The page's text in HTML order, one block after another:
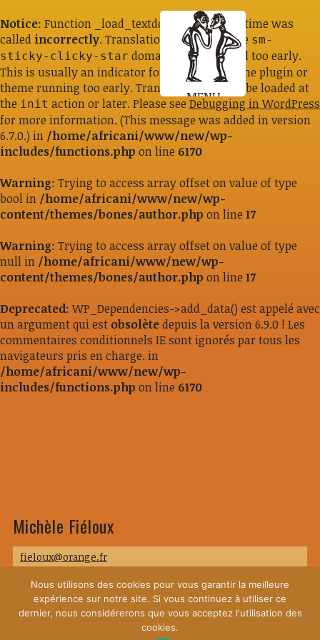
Notice: Function _load_textdomain_just_in_time was
called incorrectly. Translation loading for the sm-
sticky-clicky-star domain was triggered too early.
This is usually an indicator for some code in the plugin or
theme running too early. Translations should be loaded at
the init action or later. Please see Debugging in WordPress
for more information. (This message was added in version
6.7.0.) in /home/africani/www/new/wp-
includes/functions.php on line 6170
Warning: Trying to access array offset on value of type
bool in /home/africani/www/new/wp-
content/themes/bones/author.php on line 17
Warning: Trying to access array offset on value of type
null in /home/africani/www/new/wp-
content/themes/bones/author.php on line 17
Deprecated: WP_Dependencies->add_data() est appelé avec
un argument qui est obsolètedepuis la version 6.9.0 ! Les
commentaires conditionnels IE sont ignorés par tous les
navigateurs pris en charge. in
/home/africani/www/new/wp-
includes/functions.php on line 6170
Michèle Fiéloux
fieloux@orange.fr
MENU
Nous utilisons des cookies pour vous garantir la meilleure
expérience sur notre site. Si vous continuez à utiliser ce
dernier, nous considérerons que vous acceptez l'utilisation des
cookies.